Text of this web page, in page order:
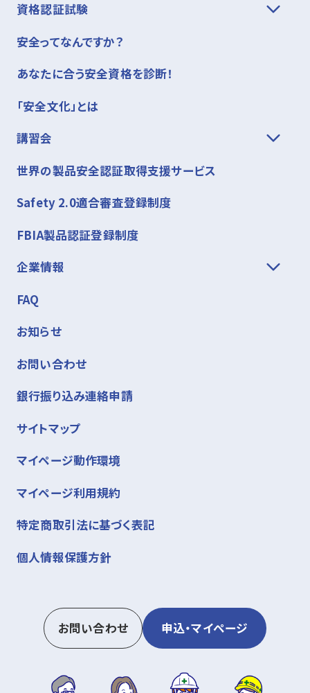
資格認証試験
安全ってなんですか？
あなたに合う安全資格を診断！
「安全文化」とは
講習会
世界の製品安全認証取得支援サービス
Safety 2.0適合審査登録制度
FBIA製品認証登録制度
企業情報
FAQ
お知らせ
お問い合わせ
銀行振り込み連絡申請
サイトマップ
マイページ動作環境
マイページ利用規約
特定商取引法に基づく表記
個人情報保護方針
お問い合わせ 申込・マイページ